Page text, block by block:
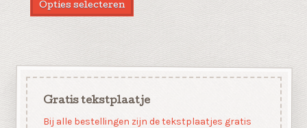
Opties selecteren
Gratis tekstplaatje
Bij alle bestellingen zijn de tekstplaatjes gratis